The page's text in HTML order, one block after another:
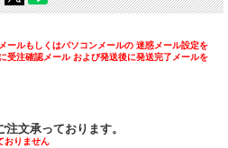
ールもしくはパソコンメールの 迷惑メール設定を
受注確認メール および発送後に発送完了メールを
文承っております。
おりません